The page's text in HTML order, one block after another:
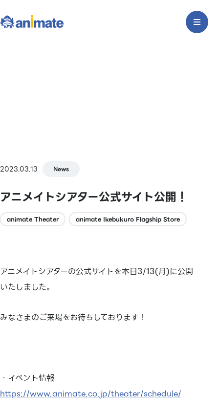
2023.03.13 News
アニメイトシアター公式サイト公開！
animate Theater animate Ikebukuro Flagship Store
アニメイトシアターの公式サイトを本日3/13(月)に公開
いたしました。
みなさまのご来場をお待ちしております！
・イベント情報
https://www.animate.co.jp/theater/schedule/